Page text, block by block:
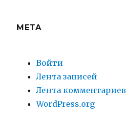
МЕТА
Войти
Лента записей
Лента комментариев
WordPress.org